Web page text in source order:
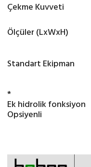
Çekme Kuvveti
Ölçüler (LxWxH)
Standart Ekipman
*
Ek hidrolik fonksiyon
Opsiyenli